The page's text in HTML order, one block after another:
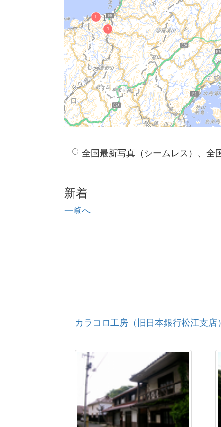
全国最新写真（シームレス）、全
新着
一覧へ
カラコロ工房（旧日本銀行松江支店